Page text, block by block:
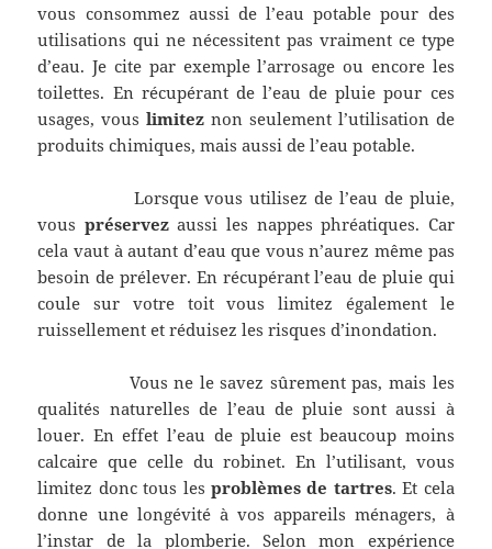
vous consommez aussi de l’eau potable pour des
utilisations qui ne nécessitent pas vraiment ce type
d’eau. Je cite par exemple l’arrosage ou encore les
toilettes. En récupérant de l’eau de pluie pour ces
usages, vouslimitez non seulement l’utilisation de
produits chimiques, mais aussi de l’eau potable.
Lorsque vous utilisez de l’eau de pluie,
vous préservezaussi les nappes phréatiques. Car
cela vaut à autant d’eau que vous n’aurez même pas
besoin de prélever. En récupérant l’eau de pluie qui
coule sur votre toit vous limitez également le
ruissellement et réduisez les risques d’inondation.
Vous ne le savez sûrement pas, mais les
qualités naturelles de l’eau de pluie sont aussi à
louer. En effet l’eau de pluie est beaucoup moins
calcaire que celle du robinet. En l’utilisant, vous
limitez donc tous les problèmes de tartres. Et cela
donne une longévité à vos appareils ménagers, à
l’instar de la plomberie. Selon mon expérience